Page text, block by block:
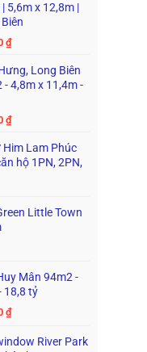
5,6m x 12,8m |
₫
Long Biên
- 4,8m x 11,4m -
₫
Lam Phúc
hộ 1PN, 2PN,
Little Town
Mân 94m2 -
18,8 tỷ
₫
River Park